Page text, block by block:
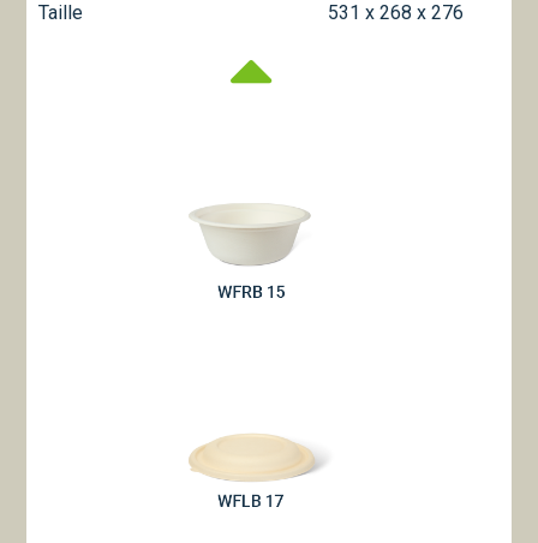
Taille
531 x 268 x 276